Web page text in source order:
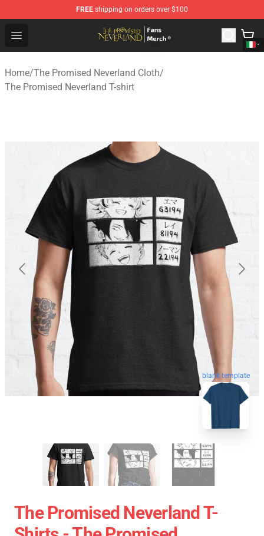
FREE shipping on orders over $100
Open menu
The Promised Neverland Store - Official The Promised
Home/The Promised Neverland Cloth/
The Promised Neverland T-shirt
blank template
The Promised Neverland T-